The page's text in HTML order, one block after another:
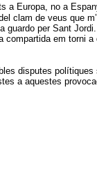
Europa, no a
clam de veus que
per Sant
em torni
disputes
a aquestes